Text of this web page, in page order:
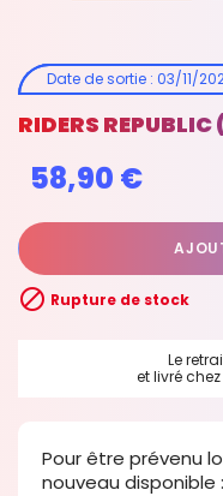
Date de sortie: 03/11/
RIDERS
58,90 €
 Rupture de stock
Le
et livré
Pour être prévenu
nouveau disponible :